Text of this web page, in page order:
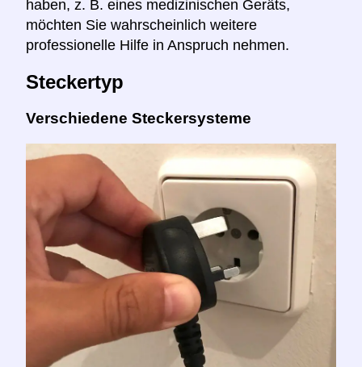
haben, z. B. eines medizinischen Geräts,
möchten Sie wahrscheinlich weitere
professionelle Hilfe in Anspruch nehmen.
Steckertyp
Verschiedene Steckersysteme